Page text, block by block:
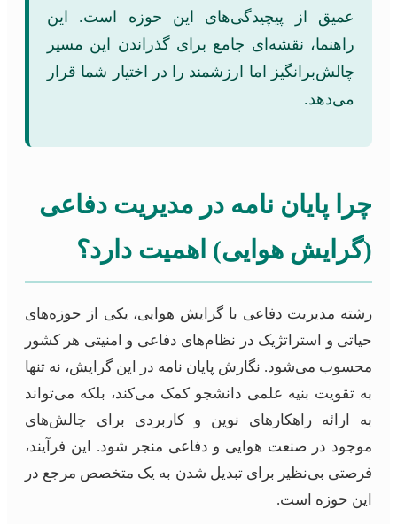
عمیق از پیچیدگی‌های این حوزه است. این
راهنما، نقشه‌ای جامع برای گذراندن این مسیر
چالش‌برانگیز اما ارزشمند را در اختیار شما قرار
می‌دهد.
چرا پایان نامه در مدیریت دفاعی
(گرایش هوایی) اهمیت دارد؟
رشته مدیریت دفاعی با گرایش هوایی، یکی از حوزه‌های
حیاتی و استراتژیک در نظام‌های دفاعی و امنیتی هر کشور
محسوب می‌شود. نگارش پایان نامه در این گرایش، نه تنها
به تقویت بنیه علمی دانشجو کمک می‌کند، بلکه می‌تواند
به ارائه راهکارهای نوین و کاربردی برای چالش‌های
موجود در صنعت هوایی و دفاعی منجر شود. این فرآیند،
فرصتی بی‌نظیر برای تبدیل شدن به یک متخصص مرجع در
این حوزه است.